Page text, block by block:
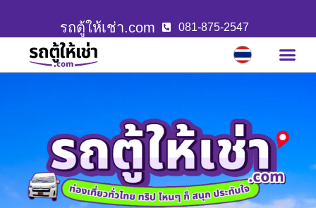
รถตู้ให้เช่า.com 081-875-2547